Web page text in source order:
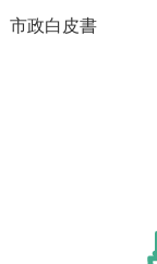
市政白皮書